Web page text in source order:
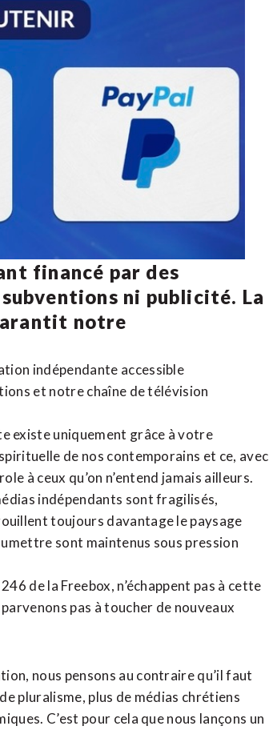
financé par des
ni publicité. La
notre
indépendante accessible
et notrechaîne de télévision
existe uniquement grâce à votre
de nos contemporains et ce, avec
à ceux qu’on n’entend jamais ailleurs.
indépendants sont fragilisés,
toujours davantage le paysage
sont maintenus sous pression
de la Freebox, n’échappent pas à cette
pas à toucher de nouveaux
nous pensons au contraire qu’il faut
pluralisme, plus de médias chrétiens
C’est pour cela que nous lançons un